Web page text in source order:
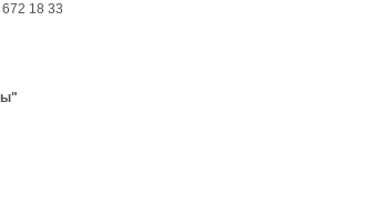
18 33